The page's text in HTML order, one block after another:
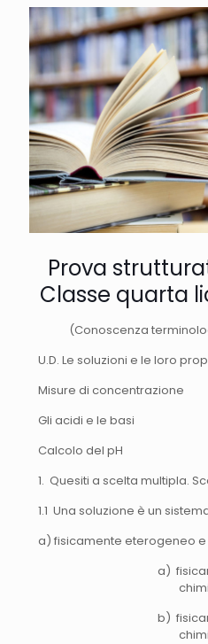
Prova
Classe quarta
(Conoscenza
U.D. Le soluzioni e le loro
Misure di concentrazione
Gli acidi e le basi
Calcolo del pH
1. Quesiti a scelta multipla.
1.1 Una soluzione è un
a) fisicamente eterogeneo
a)
b)